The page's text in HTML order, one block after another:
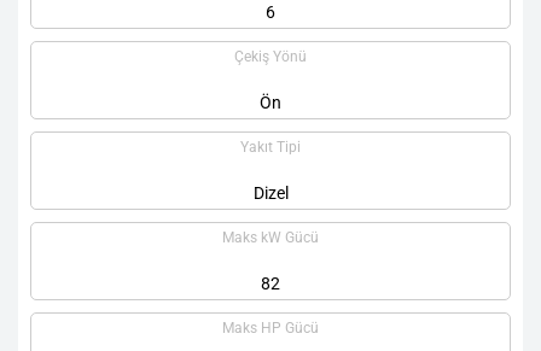
6
Çekiş Yönü
Ön
Yakıt Tipi
Dizel
Maks kW Gücü
82
Maks HP Gücü